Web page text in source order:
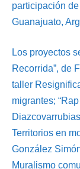
participación
Guanajuato,
Los proyectos
Recorrida”, de
taller
migrantes;
Territorios en
González
Muralismo